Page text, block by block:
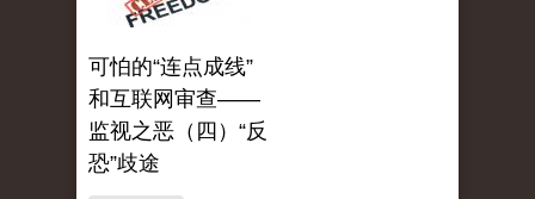
可怕的“连点成线”
和互联网审查——
监视之恶（四）“反
恐”歧途